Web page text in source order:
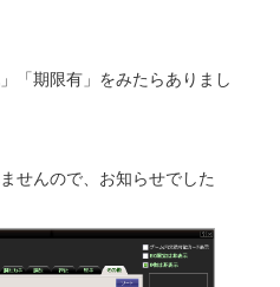
「期限有」をみたらありまし
せんので、お知らせでした